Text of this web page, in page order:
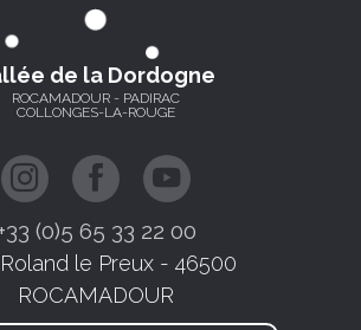
de la Dordogne
ROCAMADOUR - PADIRAC
COLLONGES-LA-ROUGE
(0)5 65 33 22 00
le Preux - 46500
ROCAMADOUR